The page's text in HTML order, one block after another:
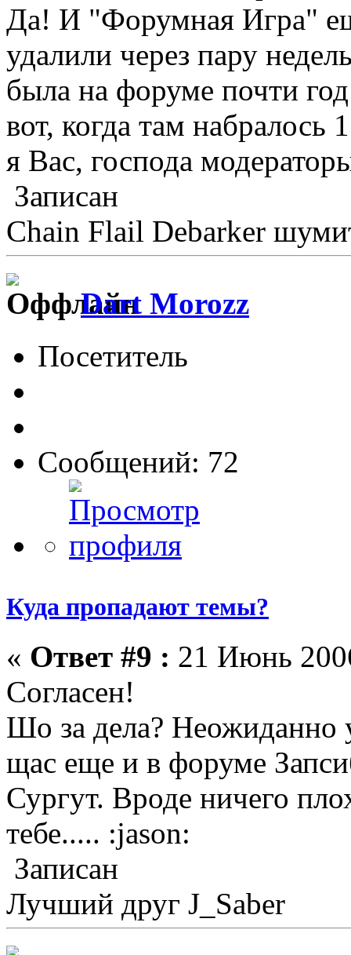
Да! И "Форумная Игра"
удалили через пару
была на форуме почти
вот, когда там
я Вас, господа
Записан
Chain Flail Debarker
Dart Morozz
Посетитель
Сообщений: 72
Куда пропадают темы?
« Ответ #9 : 21 Июнь
Согласен!
Шо за дела? Неожиданно
щас еще и в форуме
Сургут. Вроде ничего
тебе..... :jason:
Записан
Лучший друг J_Saber